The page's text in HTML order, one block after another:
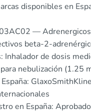
disponibles en
—
beta-2-
Inhalador de dosis
nebulización (1.25
en España: Aprobado